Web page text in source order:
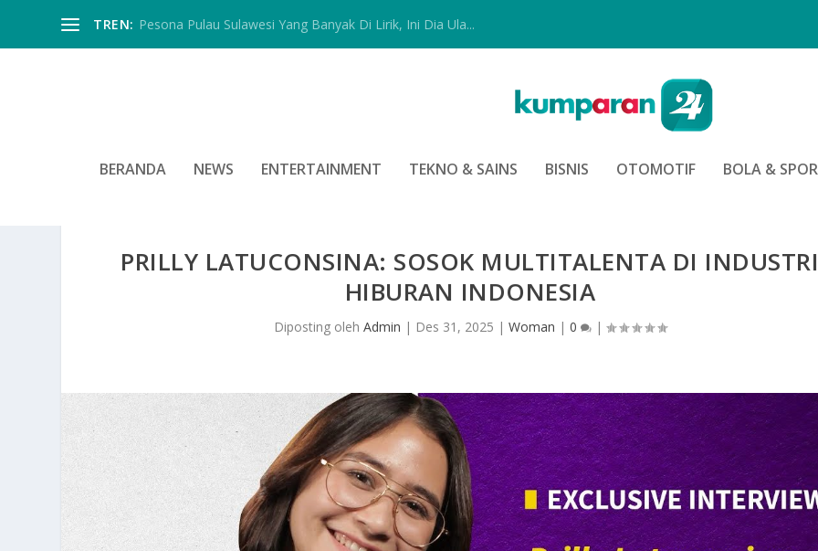
TREN: Pesona Pulau Sulawesi Yang Banyak Di Lirik, Ini Dia Ula...
BERANDA NEWS ENTERTAINMENT TEKNO & SAINS BISNIS OTOMOTIF BOLA &
PRILLY LATUCONSINA: SOSOK MULTITALENTA DI INDUSTRI
HIBURAN INDONESIA
Diposting oleh Admin | Des 31, 2025 | Woman | 0 |